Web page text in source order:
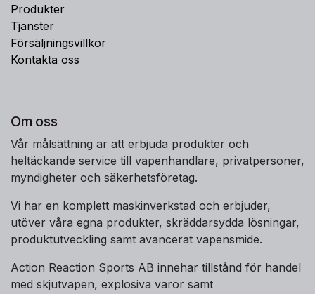
Produkter
Tjänster
Försäljningsvillkor
Kontakta oss
Om oss
Vår målsättning är att erbjuda produkter och
heltäckande service till vapenhandlare, privatpersoner,
myndigheter och säkerhetsföretag.
Vi har en komplett maskinverkstad och erbjuder,
utöver våra egna produkter, skräddarsydda lösningar,
produktutveckling samt avancerat vapensmide.
Action Reaction Sports AB innehar tillstånd för handel
med skjutvapen, explosiva varor samt